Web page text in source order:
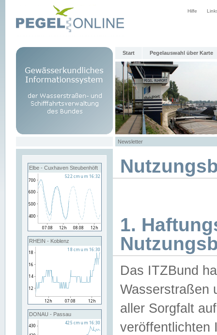
Hilfe
Start Pegelauswahl über Karte
Newsletter
Elbe - Cuxhaven Steubenhöft
RHEIN - Koblenz
DONAU - Passau
1.
Das ITZBund
Wasserstraßen
aller Sorgfalt
veröffentlichten